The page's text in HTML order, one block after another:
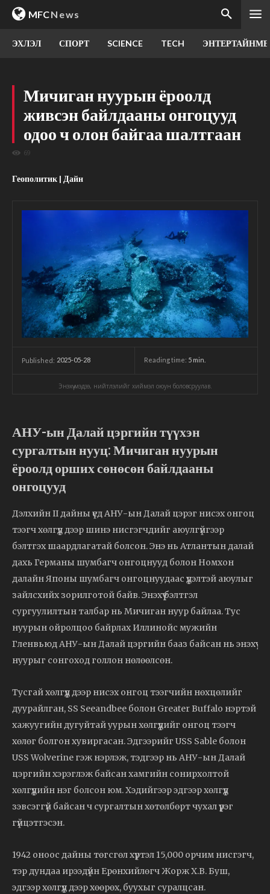
MFCNews
ЭХЛЭЛ СПОРТ SCIENCE TECH
Мичиган нуурын ёроолд
живсэн байлдааны онгоцууд
одоо ч олон байгаа шалтгаан
69
Геополитик | Дайн
Published: 2025-05-28 Reading time: 5 min.
Энэхүү мэдээ, нийтлэлийг хиймэл оюун боловсруулав.
АНУ-ын Далай цэргийн түүхэн
сургалтын нууц: Мичиган нуурын
ёроолд орших сөнөсөн байлдааны
онгоцууд
Дэлхийн II дайны үед АНУ-ын Далай цэрэг нисэх онгоц
тээгч хөлгүүд дээр шинэ нисгэгчдийг аюулгүйгээр
бэлтгэх шаардлагатай болсон. Энэ нь Атлантын далай
дахь Германы шумбагч онгоцнууд болон Номхон
далайн Японы шумбагч онгоцнуудаас үүдэлтэй аюулыг
зайлсхийх зорилготой байв. Энэхүү бэлтгэл
сургуулилтын талбар нь Мичиган нуур байлаа. Тус
нуурын ойролцоо байрлах Иллинойс мужийн
Гленвьюд АНУ-ын Далай цэргийн бааз байсан нь энэхүү
нуурыг сонгоход голлон нөлөөлсөн.
Тусгай хөлгүүд дээр нисэх онгоц тээгчийн нөхцөлийг
дуурайлган, SS Seeandbee болон Greater Buffalo нэртэй
хажуугийн дугуйтай уурын хөлгүүдийг онгоц тээгч
хөлөг болгон хувиргасан. Эдгээрийг USS Sable болон
USS Wolverine гэж нэрлэж, тэдгээр нь АНУ-ын Далай
цэргийн хэрэглэж байсан хамгийн сонирхолтой
хөлгүүдийн нэг болсон юм. Хэдийгээр эдгээр хөлгүүд
зэвсэггүй байсан ч сургалтын хөтөлбөрт чухал үүрэг
гүйцэтгэсэн.
1942 оноос дайны төгсгөл хүртэл 15,000 орчим нисгэгч,
тэр дундаа ирээдүйн Ерөнхийлөгч Жорж Х.В. Буш,
эдгээр хөлгүүд дээр хөөрөх, буухыг суралцсан.